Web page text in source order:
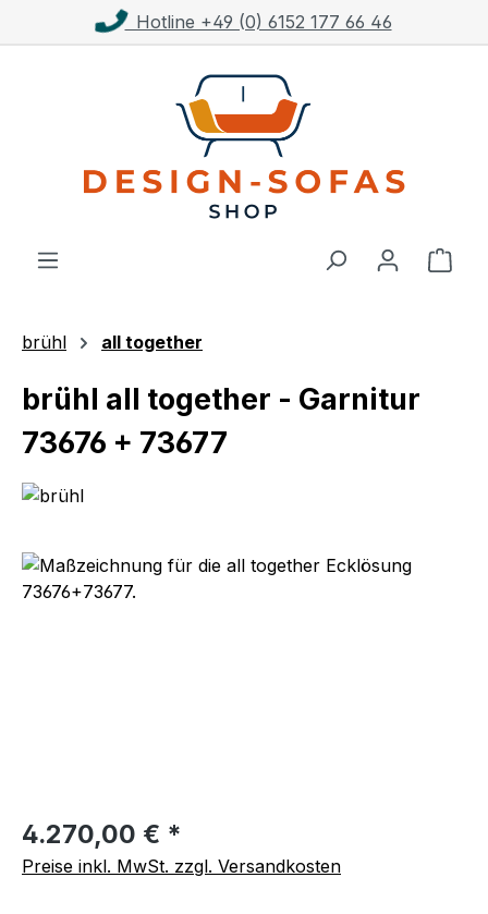
Zum Hauptinhalt springen
Hotline +49 (0) 6152 177 66 46
brühl all together
brühl all together - Garnitur
73676 + 73677
Bildergalerie überspringen
Regulärer Preis:
4.270,00 € *
Preise inkl. MwSt. zzgl. Versandkosten